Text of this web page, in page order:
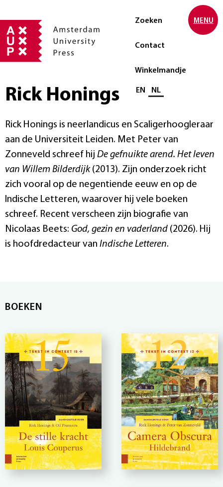
Zoeken
Contact
Winkelmandje
Selecteer taal
EN NL
MENU
Rick Honings
Rick Honings is neerlandicus en Scaligerhoogleraar
aan de Universiteit Leiden. Met Peter van
Zonneveld schreef hij De gefnuikte arend. Het leven
van Willem Bilderdijk(2013). Zijn onderzoek richt
zich vooral op de negentiende eeuw en op de
Indische Letteren, waarover hij vele boeken
schreef. Recent verscheen zijn biografie van
Nicolaas Beets: God, gezin en vaderland (2026). Hij
is hoofdredacteur van Indische Letteren.
BOEKEN